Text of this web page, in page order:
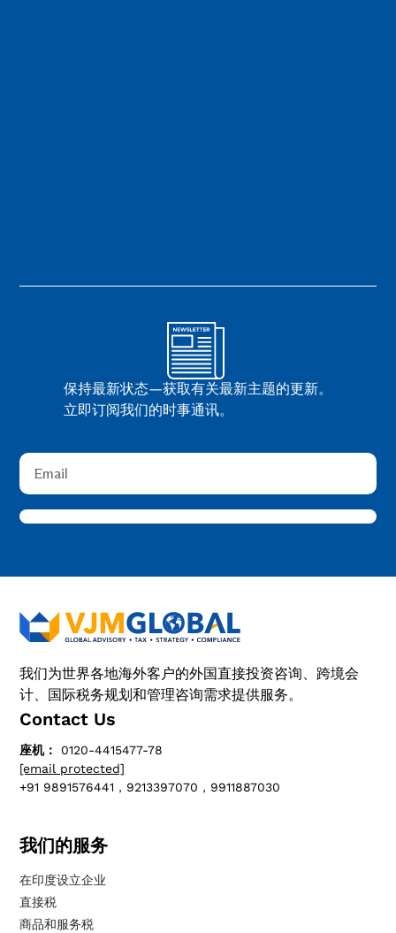
保持最新状态—获取有关最新主题的更新。
立即订阅我们的时事通讯。
我们为世界各地海外客户的外国直接投资咨询、跨境会
计、国际税务规划和管理咨询需求提供服务。
Contact Us
座机：
0120-4415477-78
[email protected]
+91 9891576441，9213397070，9911887030
我们的服务
在印度设立企业
直接税
商品和服务税